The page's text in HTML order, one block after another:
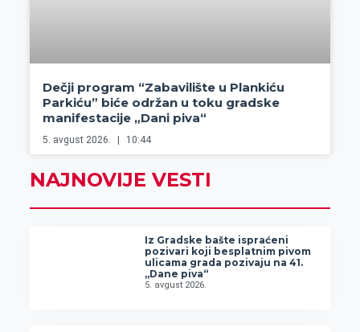
Dečji program “Zabavilište u Plankiću
Parkiću” biće održan u toku gradske
manifestacije „Dani piva“
5. avgust 2026. 10:44
NAJNOVIJE VESTI
Iz Gradske bašte ispraćeni
pozivari koji besplatnim pivom
ulicama grada pozivaju na 41.
„Dane piva“
5. avgust 2026.